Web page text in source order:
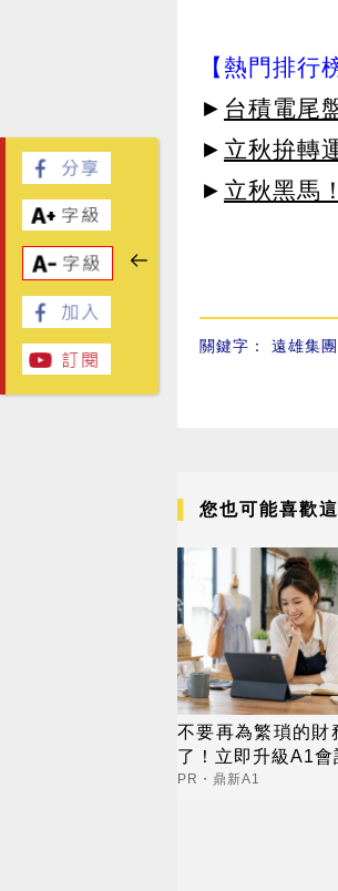
【熱門排行
► 台積電尾
► 立秋拚轉
► 立秋黑馬
關鍵字： 遠雄集團
您也可能喜歡
不要再為繁瑣的財
了！立即升級A1會
PR・鼎新A1